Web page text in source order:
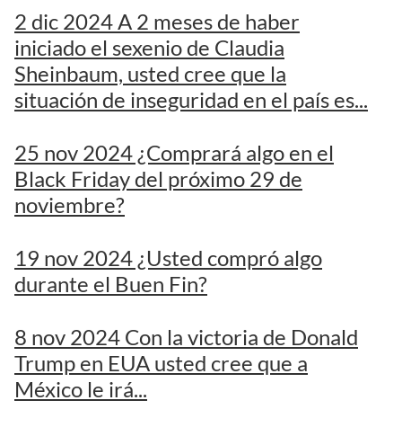
2 dic 2024 A 2 meses de haber
iniciado el sexenio de Claudia
Sheinbaum, usted cree que la
situación de inseguridad en el país es...
25 nov 2024 ¿Comprará algo en el
Black Friday del próximo 29 de
noviembre?
19 nov 2024 ¿Usted compró algo
durante el Buen Fin?
8 nov 2024 Con la victoria de Donald
Trump en EUA usted cree que a
México le irá...